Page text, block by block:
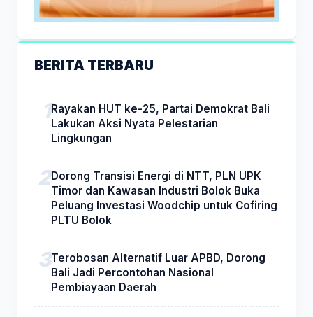
BERITA TERBARU
Rayakan HUT ke-25, Partai Demokrat Bali
Lakukan Aksi Nyata Pelestarian
Lingkungan
Dorong Transisi Energi di NTT, PLN UPK
Timor dan Kawasan Industri Bolok Buka
Peluang Investasi Woodchip untuk Cofiring
PLTU Bolok
Terobosan Alternatif Luar APBD, Dorong
Bali Jadi Percontohan Nasional
Pembiayaan Daerah